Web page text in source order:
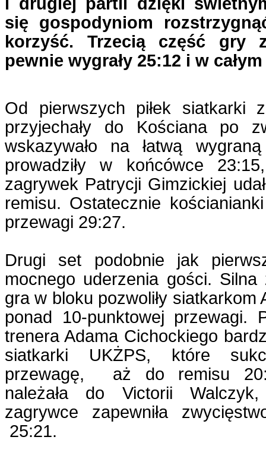
się gospodyniom
korzyść. Trzecią część gry
pewnie wygrały 25:12 i w
Od pierwszych piłek siatkarki
przyjechały do Kościana po
wskazywało na łatwą
prowadziły w końcówce
zagrywek Patrycji Gimzickiej
remisu. Ostatecznie
przewagi 29:27.
Drugi set podobnie jak
mocnego uderzenia gości.
gra w bloku pozwoliły siatkarkom
ponad 10-punktowej przewagi.
trenera Adama Cichockiego
siatkarki UKŻPS, które
przewagę, aż do remisu
należała do Victorii
zagrywce zapewniła
25:21.